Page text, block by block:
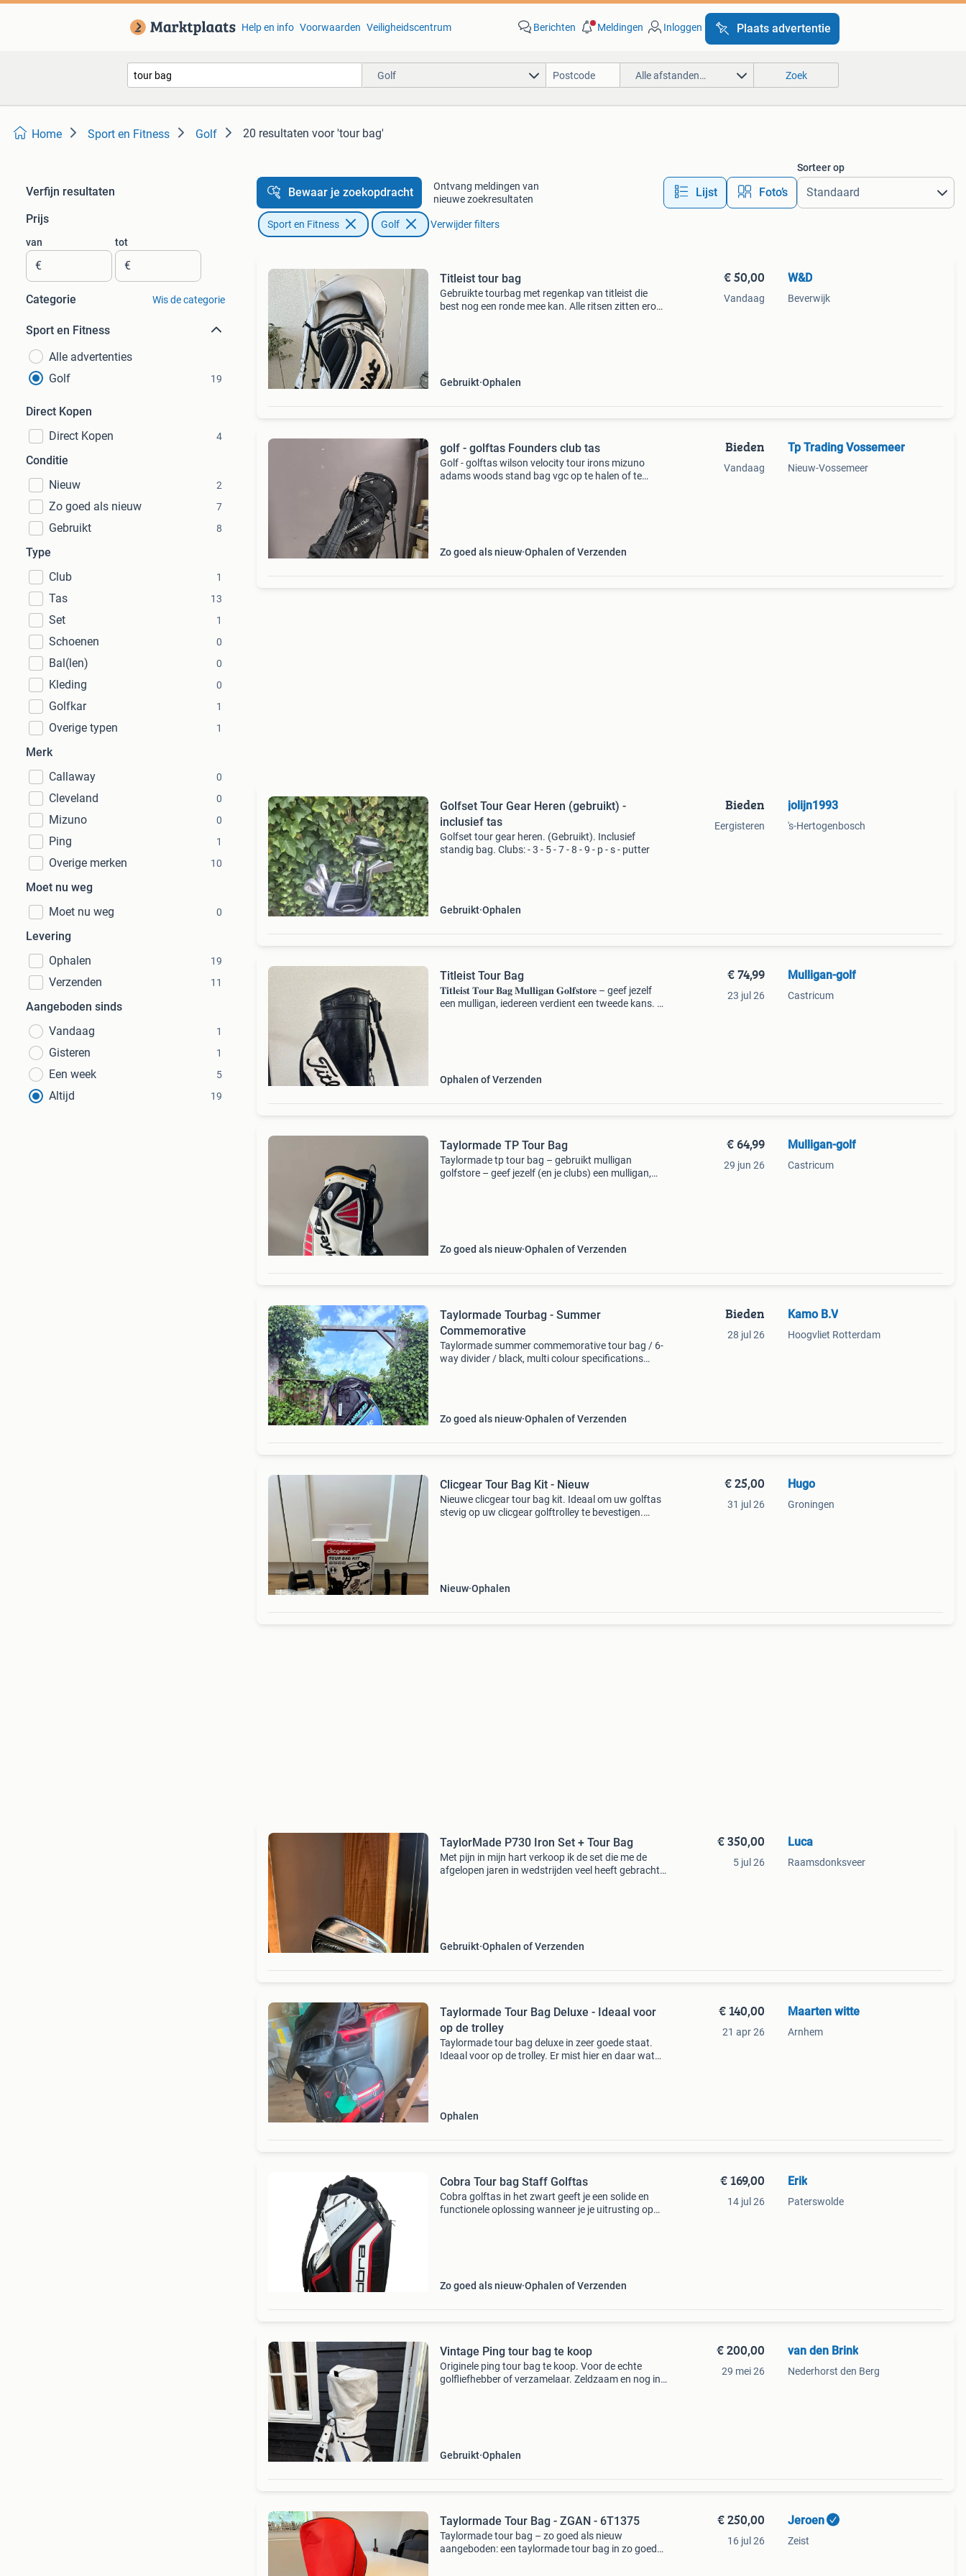
Help en info Voorwaarden Veiligheidscentrum Berichten Meldingen Inloggen Plaats advertentie
Golf Alle afstanden… Zoek
Home Sport en Fitness Golf 20 resultaten voor 'tour bag'
Verfijn resultaten
Prijs
van
€
tot
€
Categorie Wis de categorie
Sport en Fitness
Alle advertenties
Golf
19
Direct Kopen
Direct Kopen
4
Conditie
Nieuw
2
Zo goed als nieuw 7
Gebruikt 8
Type
Club
1
Tas 13
Set 1
Schoenen 0
Bal(len) 0
Kleding 0
Golfkar 1
Overige typen 1
Merk
Callaway
0
Cleveland 0
Mizuno 0
Ping 1
Overige merken 10
Moet nu weg
Moet nu weg
0
Levering
Ophalen
19
Verzenden 11
Aangeboden sinds
Vandaag
1
Gisteren 1
Een week 5
Altijd 19
Bewaar je zoekopdracht
Ontvang meldingen van
nieuwe zoekresultaten
Lijst Foto’s
Sorteer op
Sport en Fitness Golf Verwijder filters
Titleist tour bag
Gebruikte tourbag met regenkap van titleist die
best nog een ronde mee kan. Alle ritsen zitten erop
Gebruikt Ophalen
€ 50,00
Vandaag
W&D
Beverwijk
golf - golftas Founders club tas
Golf - golftas wilson velocity tour irons mizuno
adams woods stand bag vgc op te halen of te
Zo goed als nieuw Ophalen of Verzenden
Bieden
Vandaag
Tp Trading Vossemeer
Nieuw-Vossemeer
Golfset Tour Gear Heren (gebruikt) -
inclusief tas
Golfset tour gear heren. (Gebruikt). Inclusief
standig bag. Clubs: - 3 - 5 - 7 - 8 - 9 - p - s - putter
Gebruikt Ophalen
Bieden
Eergisteren
jolijn1993
's-Hertogenbosch
Titleist Tour Bag
𝐓𝐢𝐭𝐥𝐞𝐢𝐬𝐭 𝐓𝐨𝐮𝐫 𝐁𝐚𝐠 𝐌𝐮𝐥𝐥𝐢𝐠𝐚𝐧 𝐆𝐨𝐥𝐟𝐬𝐭𝐨𝐫𝐞 – geef jezelf
een mulligan, iedereen verdient een tweede kans. 𝐓𝐞
Ophalen of Verzenden
€ 74,99
23 jul 26
Mulligan-golf
Castricum
Taylormade TP Tour Bag
Taylormade tp tour bag – gebruikt mulligan
golfstore – geef jezelf (en je clubs) een mulligan,
Zo goed als nieuw Ophalen of Verzenden
€ 64,99
29 jun 26
Mulligan-golf
Castricum
Taylormade Tourbag - Summer
Commemorative
Taylormade summer commemorative tour bag / 6-
way divider / black, multi colour specifications
Zo goed als nieuw Ophalen of Verzenden
Bieden
28 jul 26
Kamo B.V
Hoogvliet Rotterdam
Clicgear Tour Bag Kit - Nieuw
Nieuwe clicgear tour bag kit. Ideaal om uw golftas
stevig op uw clicgear golftrolley te bevestigen.
Nieuw Ophalen
€ 25,00
31 jul 26
Hugo
Groningen
TaylorMade P730 Iron Set + Tour Bag
Met pijn in mijn hart verkoop ik de set die me de
afgelopen jaren in wedstrijden veel heeft gebracht:
Gebruikt Ophalen of Verzenden
€ 350,00
5 jul 26
Luca
Raamsdonksveer
Taylormade Tour Bag Deluxe - Ideaal voor
op de trolley
Taylormade tour bag deluxe in zeer goede staat.
Ideaal voor op de trolley. Er mist hier en daar wat
Ophalen
€ 140,00
21 apr 26
Maarten witte
Arnhem
Cobra Tour bag Staff Golftas
Cobra golftas in het zwart geeft je een solide en
functionele oplossing wanneer je je uitrusting op
Zo goed als nieuw Ophalen of Verzenden
€ 169,00
14 jul 26
Erik
Paterswolde
Vintage Ping tour bag te koop
Originele ping tour bag te koop. Voor de echte
golfliefhebber of verzamelaar. Zeldzaam en nog in
Gebruikt Ophalen
€ 200,00
29 mei 26
van den Brink
Nederhorst den Berg
Taylormade Tour Bag - ZGAN - 6T1375
Taylormade tour bag – zo goed als nieuw
aangeboden: een taylormade tour bag in zo goed
€ 250,00
16 jul 26
Jeroen
Zeist